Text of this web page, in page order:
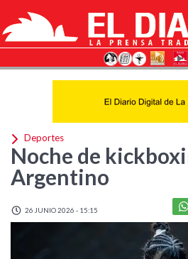
Deportes
Noche de
Argentino
26 JUNIO 2026 - 15:15